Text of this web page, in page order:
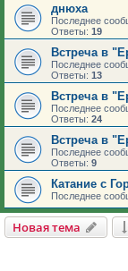
днюха
Последнее
Ответы: 19
Встреча в
Последнее
Ответы: 13
Встреча в
Последнее
Ответы: 24
Встреча в
Последнее
Ответы: 9
Катание с
Последнее
Новая тема